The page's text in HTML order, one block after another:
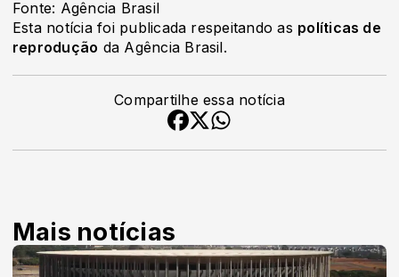
Fonte: Agência Brasil
Esta notícia foi publicada respeitando as políticas de
reprodução da Agência Brasil.
Compartilhe essa notícia
Mais notícias